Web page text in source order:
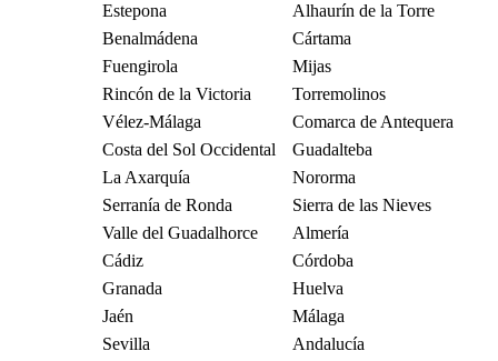
Estepona
Alhaurín de la Torre
Benalmádena
Cártama
Fuengirola
Mijas
Rincón de la Victoria
Torremolinos
Vélez-Málaga
Comarca de Antequera
Costa del Sol Occidental
Guadalteba
La Axarquía
Nororma
Serranía de Ronda
Sierra de las Nieves
Valle del Guadalhorce
Almería
Cádiz
Córdoba
Granada
Huelva
Jaén
Málaga
Sevilla
Andalucía